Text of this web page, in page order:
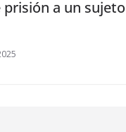
prisión a un